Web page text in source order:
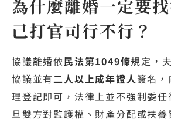
為什麼離婚一定要
己打官司行不行？
協議離婚依民法第1049條規定，
協議並有二人以上成年證人簽名，
理登記即可，法律上並不強制委
旦雙方對監護權、財產分配或扶